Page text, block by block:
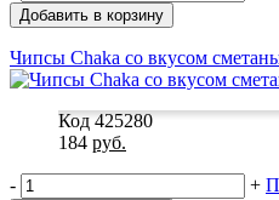
Добавить в корзину
Чипсы Chaka со вкусом
Код 425280
184 руб.
- +